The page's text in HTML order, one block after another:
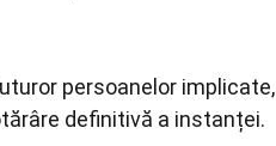
persoanelor implicate,
definitivă a instanței.